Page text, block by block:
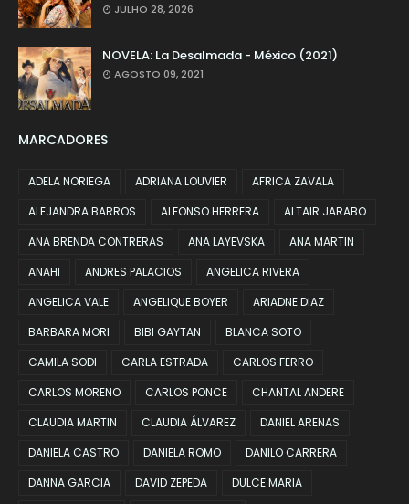
JULHO 28, 2026
NOVELA: La Desalmada - México (2021)
AGOSTO 09, 2021
MARCADORES
ADELA NORIEGA ADRIANA LOUVIER
AFRICA ZAVALA
ALEJANDRA BARROS
ALFONSO HERRERA
ALTAIR JARABO
ANA BRENDA CONTRERAS
ANA LAYEVSKA
ANA MARTIN
ANAHI
ANDRES PALACIOS
ANGELICA RIVERA
ANGELICA VALE
ANGELIQUE BOYER
ARIADNE DIAZ
BARBARA MORI
BIBI GAYTAN
BLANCA SOTO
CAMILA SODI
CARLA ESTRADA
CARLOS FERRO
CARLOS MORENO
CARLOS PONCE
CHANTAL ANDERE
CLAUDIA MARTIN
CLAUDIA ÁLVAREZ
DANIEL ARENAS
DANIELA CASTRO
DANIELA ROMO
DANILO CARRERA
DANNA GARCIA
DAVID ZEPEDA
DULCE MARIA